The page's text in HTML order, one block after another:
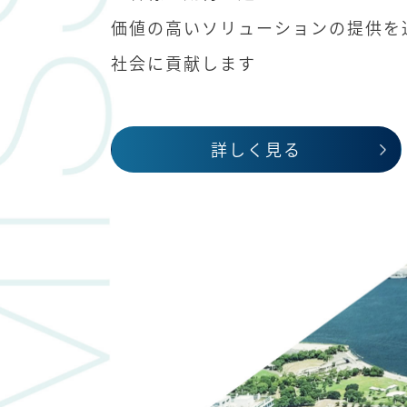
価値の高いソリューションの提供を
社会に貢献します
詳しく見る